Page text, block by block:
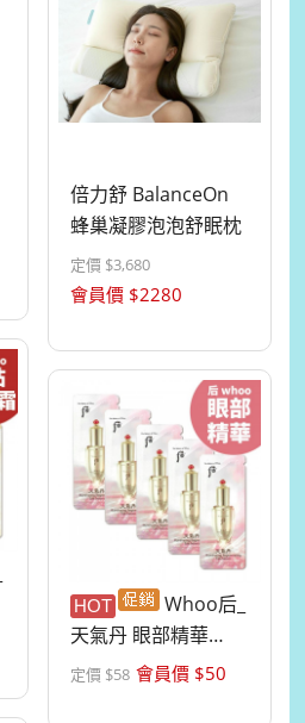
倍力舒 BalanceOn
蜂巢凝膠泡泡舒眠枕
定價 $3,680
會員價 $2280
HOT
Whoo后_
天氣丹 眼部精華
1ml*10入 ...
定價 $58 會員價 $50